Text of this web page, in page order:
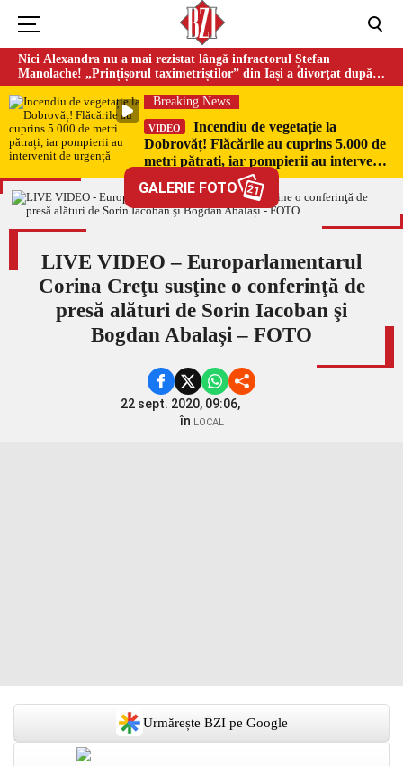
Nici Alexandra nu a mai rezistat lângă infractorul Ștefan
Manolache! „Prințișorul taximetriștilor” din Iași a divorţat după
doi ani de căsnicie
Breaking News
VIDEO
Incendiu de vegetație la
Dobrovăț! Flăcările au cuprins 5.000 de
metri pătrați, iar pompierii au intervenit
GALERIE FOTO 21
LIVE VIDEO – Europarlamentarul
Corina Creţu susţine o conferinţă de
presă alături de Sorin Iacoban şi
Bogdan Abalași – FOTO
22 sept. 2020, 09:06,
în LOCAL
Urmărește BZI pe Google